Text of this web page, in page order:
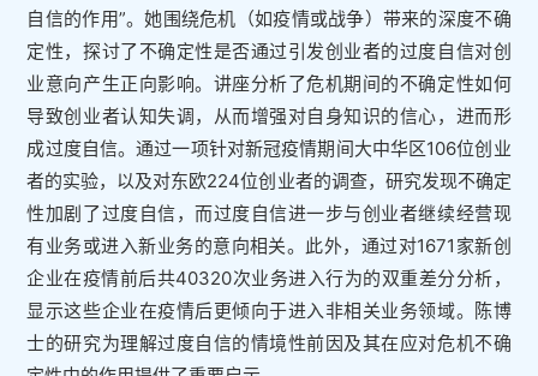
自信的作用”。她围绕危机（如疫情或战争）带来的深度不确
定性，探讨了不确定性是否通过引发创业者的过度自信对创
业意向产生正向影响。讲座分析了危机期间的不确定性如何
导致创业者认知失调，从而增强对自身知识的信心，进而形
成过度自信。通过一项针对新冠疫情期间大中华区106位创业
者的实验，以及对东欧224位创业者的调查，研究发现不确定
性加剧了过度自信，而过度自信进一步与创业者继续经营现
有业务或进入新业务的意向相关。此外，通过对1671家新创
企业在疫情前后共40320次业务进入行为的双重差分分析，
显示这些企业在疫情后更倾向于进入非相关业务领域。陈博
士的研究为理解过度自信的情境性前因及其在应对危机不确